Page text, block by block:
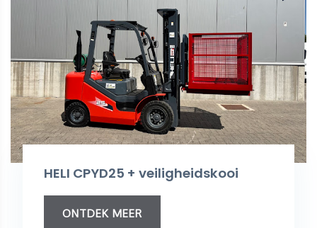
HELI CPYD25 + veiligheidskooi
ONTDEK MEER